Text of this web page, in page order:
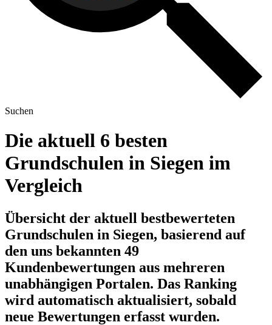
Suchen
Die aktuell 6 besten
Grundschulen in Siegen im
Vergleich
Übersicht der aktuell bestbewerteten
Grundschulen in Siegen, basierend auf
den uns bekannten 49
Kundenbewertungen aus mehreren
unabhängigen Portalen. Das Ranking
wird automatisch aktualisiert, sobald
neue Bewertungen erfasst wurden.